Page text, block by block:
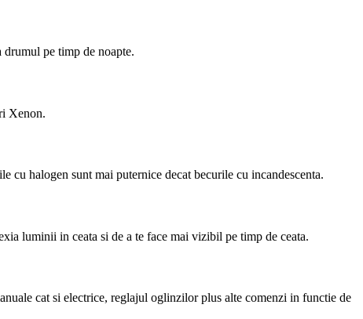
pe timp de noapte.
Xenon.
cu halogen sunt mai puternice decat becurile cu incandescenta.
luminii in ceata si de a te face mai vizibil pe timp de ceata.
cat si electrice, reglajul oglinzilor plus alte comenzi in functie de